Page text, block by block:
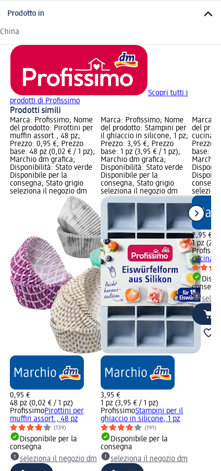
Prodotto in
China
Scopri tutti i
prodotti di Profissimo
Prodotti simili
Marca: Profissimo; Nome
del prodotto: Pirottini per
muffin assort., 48 pz;
Prezzo: 0,95 €; Prezzo
base: 48 pz (0,02 € / 1 pz);
Marchio dm grafica;
Disponibilità: Stato verde
Disponibile per la
consegna, Stato grigio
seleziona il negozio dm
0,95 €
48 pz (0,02 € / 1 pz)
ProfissimoPirottini per
muffin assort., 48 pz
(139)
Disponibile per la
consegna
seleziona il negozio dm
Marca: Profissimo; Nome
del prodotto: Stampini per
il ghiaccio in silicone, 1 pz;
Prezzo: 3,95 €; Prezzo
base: 1 pz (3,95 € / 1 pz);
Marchio dm grafica;
Disponibilità: Stato verde
Disponibile per la
consegna, Stato grigio
seleziona il negozio dm
3,95 €
1 pz (3,95 € / 1 pz)
ProfissimoStampini per il
ghiaccio in silicone, 1 pz
(191)
Disponibile per la
consegna
seleziona il negozio dm
Marca:
del
cucina
Prezzo:
base: 1
Marchio
2,95 €
1 pz
cucina